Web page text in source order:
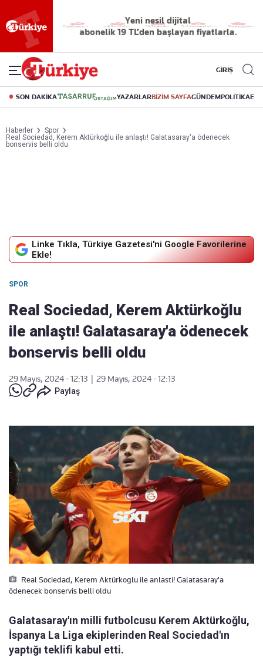
Reklamsız
okuma
deneyimi
56 yıllık
dijital arşiv
Akıllı haber
asistanı
Eski gazeteleri
indirme
Yazarlarla
canlı soru
cevap
GİRİŞ
SON DAKİKA YAZARLARBİZİM SAYFAGÜNDEMPOLİTİKA
Haberler
Spor
Real Sociedad, Kerem Aktürkoğlu ile anlaştı! Galatasaray'a ödenecek
bonservis belli oldu
Linke Tıkla, Türkiye Gazetesi'ni Google Favorilerine
Ekle!
SPOR
Real Sociedad, Kerem Aktürkoğlu
ile anlaştı! Galatasaray'a ödenecek
bonservis belli oldu
29 Mayıs, 2024 - 12:13
29 Mayıs, 2024 - 12:13
Paylaş
Real Sociedad, Kerem Aktürkoglu ile anlasti! Galatasaray'a
ödenecek bonservis belli oldu
Galatasaray'ın milli futbolcusu Kerem Aktürkoğlu,
İspanya La Liga ekiplerinden Real Sociedad'ın
yaptığı teklifi kabul etti.